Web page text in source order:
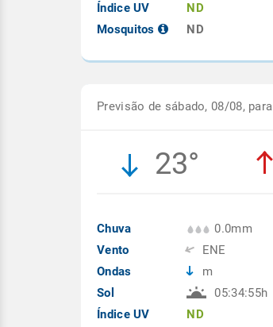
Índice UV
Mosquitos
ND
ND
Previsão de sábado, 08/08, para
23°
Chuva
Vento
Ondas
Sol
Índice UV
0.0mm
ENE
m
05:34:55h
ND